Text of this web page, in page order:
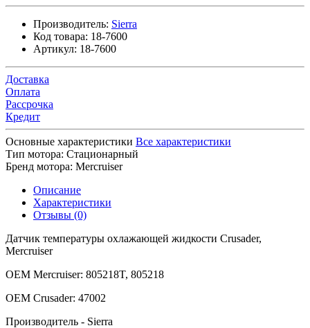
Производитель: Sierra
Код товара: 18-7600
Артикул: 18-7600
Доставка
Оплата
Рассрочка
Кредит
Основные характеристики Все характеристики
Тип мотора: Стационарный
Бренд мотора: Mercruiser
Описание
Характеристики
Отзывы (0)
Датчик температуры охлажающей жидкости Crusader,
Mercruiser
OEM Mercruiser: 805218T, 805218
OEM Crusader: 47002
Производитель - Sierra